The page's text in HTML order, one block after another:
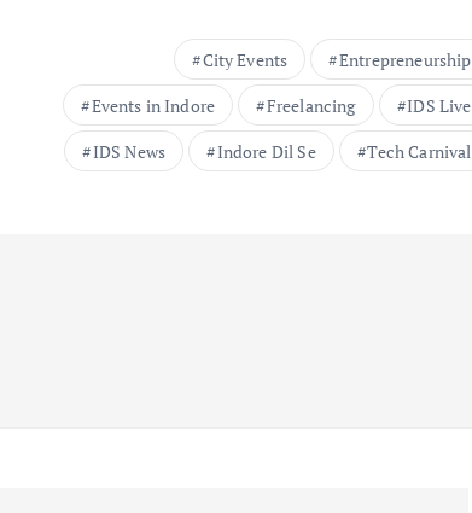
City Events
Entrepreneurship
Events in Indore
Freelancing
IDS Live
IDS News
Indore Dil Se Tech Carnival